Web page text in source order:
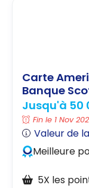
Carte
Banque
Jusqu'à 50
Fin le 1 Nov
Valeur de
Meilleure
5X les